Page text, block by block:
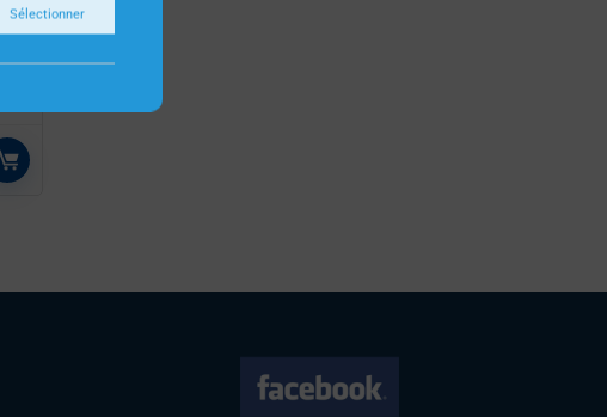
Sélectionner